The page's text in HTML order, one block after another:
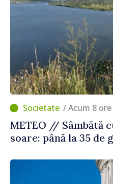
/ Acum 8 ore
METEO // Sâmbătă
soare: până la 35 de